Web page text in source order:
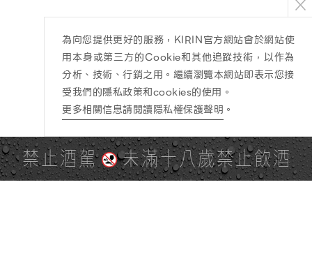
禁止酒駕 未滿十八歲禁止飲酒
為向您提供更好的服務，KIRIN官方網站會於網站使
用本身或第三方的Cookie和其他追蹤技術，以作為
分析、技術、行銷之用。繼續瀏覽本網站即表示您接
受我們的隱私政策和cookies的使用。
更多相關信息請閱讀隱私權保護聲明 。
PAGE TOP